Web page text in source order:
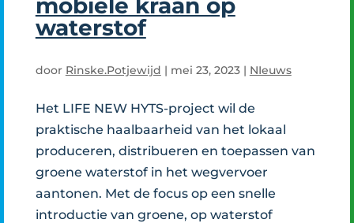
waterstof
door Rinske.Potjewijd | mei 23, 2023| NIeuws
Het LIFE NEW HYTS-project wil de
praktische haalbaarheid van het lokaal
produceren, distribueren en toepassen van
groene waterstof in het wegvervoer
aantonen. Met de focus op een snelle
introductie van groene, op waterstof